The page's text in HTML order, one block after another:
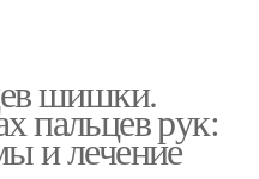
шишки.
пальцев рук:
и лечение